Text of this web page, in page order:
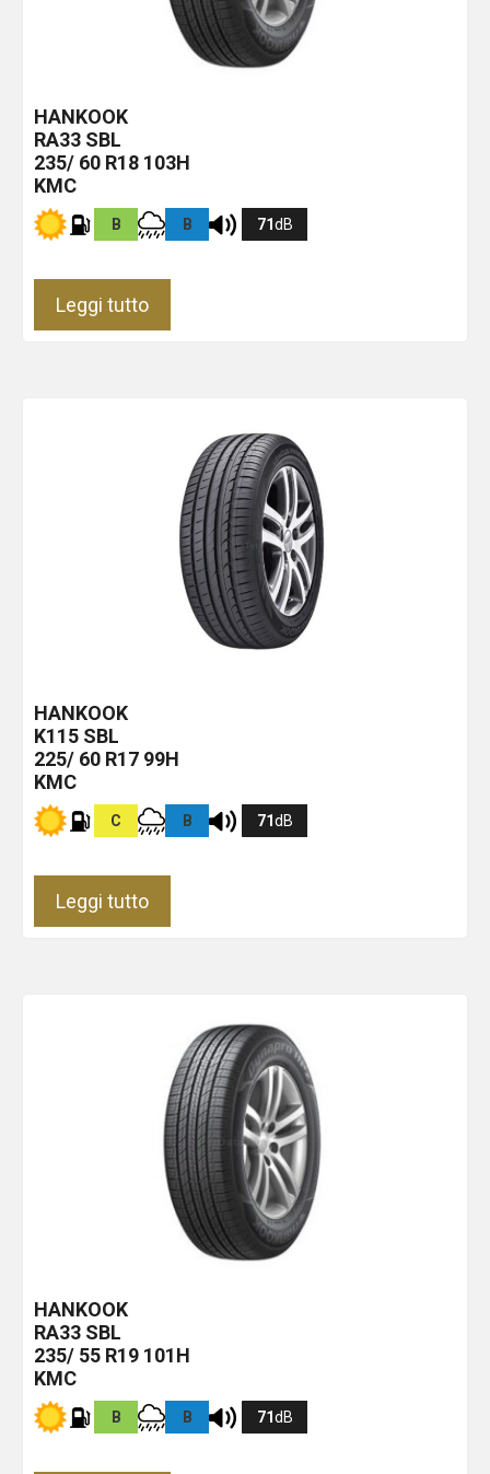
HANKOOK
RA33 SBL
235/ 60 R18 103H
KMC
B B 71dB
Leggi tutto
HANKOOK
K115 SBL
225/ 60 R17 99H
KMC
C B 71dB
Leggi tutto
HANKOOK
RA33 SBL
235/ 55 R19 101H
KMC
B B 71dB